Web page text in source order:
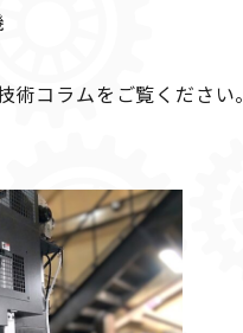
コラムをご覧ください。